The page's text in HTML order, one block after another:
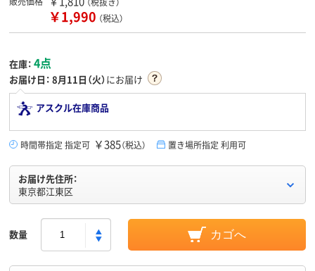
￥1,990 （税込）
在庫： 4点
お届け日： 8月11日（火）にお届け
アスクル在庫商品
時間帯指定 指定可 ￥385（税込） 置き場所指定 利用可
お届け先住所：
東京都江東区
数量 カゴへ